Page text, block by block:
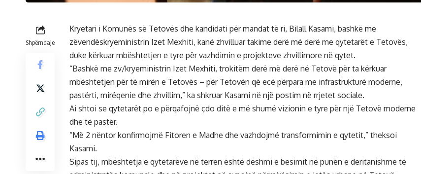
Shpërndaje
Kryetari i Komunës së Tetovës dhe kandidati për mandat të ri, Bilall Kasami, bashkë me
zëvendëskryeministrin Izet Mexhiti, kanë zhvilluar takime derë më derë me qytetarët e Tetovës,
duke kërkuar mbështetjen e tyre për vazhdimin e projekteve zhvillimore në qytet.
“Bashkë me zv/kryeministrin Izet Mexhiti, trokitëm derë më derë në Tetovë për ta kërkuar
mbështetjen për të mirën e Tetovës – për Tetovën që ecë përpara me infrastrukturë moderne,
pastërti, mirëqenie dhe zhvillim,” ka shkruar Kasami në një postim në rrjetet sociale.
Ai shtoi se qytetarët po e përqafojnë çdo ditë e më shumë vizionin e tyre për një Tetovë moderne
dhe të pastër.
“Më 2 nëntor konfirmojmë Fitoren e Madhe dhe vazhdojmë transformimin e qytetit,” theksoi
Kasami.
Sipas tij, mbështetja e qytetarëve në terren është dëshmi e besimit në punën e deritanishme të